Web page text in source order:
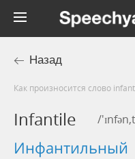
Назад
Как произносится слово
Infantile /
инфантильный